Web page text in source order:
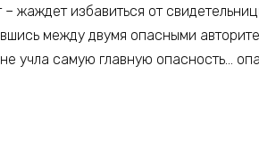
– жаждет избавиться от
между двумя опасными
не учла самую главную опасность…